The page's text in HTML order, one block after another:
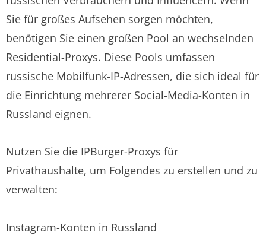
Sie für großes Aufsehen sorgen möchten,
benötigen Sie einen großen Pool an wechselnden
Residential-Proxys. Diese Pools umfassen
russische Mobilfunk-IP-Adressen, die sich ideal für
die Einrichtung mehrerer Social-Media-Konten in
Russland eignen.
Nutzen Sie die IPBurger-Proxys für
Privathaushalte, um Folgendes zu erstellen und zu
verwalten:
Instagram-Konten in Russland